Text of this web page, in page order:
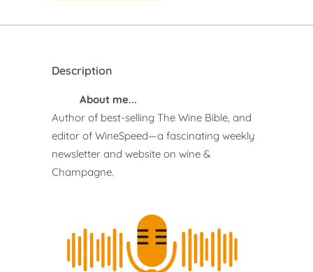
Description
About me...
Author of best-selling The Wine Bible, and
editor of WineSpeed—a fascinating weekly
newsletter and website on wine &
Champagne.